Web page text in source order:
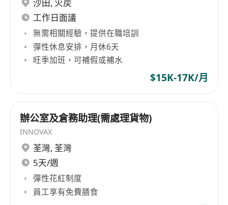
沙田, 火炭
工作日面議
無需相關經驗，提供在職培訓
彈性休息安排，月休6天
旺季加班，可補假或補水
$15K-17K/月
辦公室及倉務助理(需處理貨物)
INNOVAX
荃灣, 荃灣
5天/週
彈性花紅制度
員工享有免費膳食